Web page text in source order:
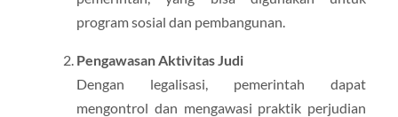
program sosial dan pembangunan.
Pengawasan Aktivitas Judi
Dengan legalisasi, pemerintah dapat
mengontrol dan mengawasi praktik perjudian